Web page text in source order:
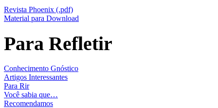
Revista Phoenix (.pdf)
Material para Download
Para Refletir
Conhecimento Gnóstico
Artigos Interessantes
Para Rir
Você sabia que…
Recomendamos